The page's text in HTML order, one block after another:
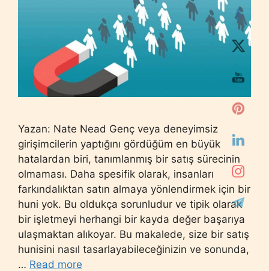
Yazan: Nate Nead Genç veya deneyimsiz
girişimcilerin yaptığını gördüğüm en büyük
hatalardan biri, tanımlanmış bir satış sürecinin
olmaması. Daha spesifik olarak, insanları
farkındalıktan satın almaya yönlendirmek için bir
huni yok. Bu oldukça sorunludur ve tipik olarak
bir işletmeyi herhangi bir kayda değer başarıya
ulaşmaktan alıkoyar. Bu makalede, size bir satış
hunisini nasıl tasarlayabileceğinizin ve sonunda,
… Read more